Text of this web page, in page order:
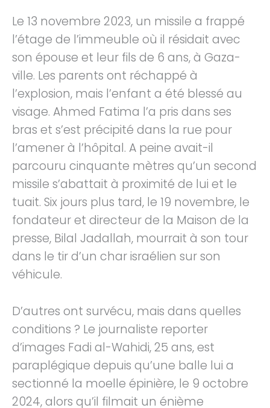
Le 13 novembre 2023, un missile a frappé
l’étage de l’immeuble où il résidait avec
son épouse et leur fils de 6 ans, à Gaza-
ville. Les parents ont réchappé à
l’explosion, mais l’enfant a été blessé au
visage. Ahmed Fatima l’a pris dans ses
bras et s’est précipité dans la rue pour
l’amener à l’hôpital. A peine avait-il
parcouru cinquante mètres qu’un second
missile s’abattait à proximité de lui et le
tuait. Six jours plus tard, le 19 novembre, le
fondateur et directeur de la Maison de la
presse, Bilal Jadallah, mourrait à son tour
dans le tir d’un char israélien sur son
véhicule.
D’autres ont survécu, mais dans quelles
conditions ? Le journaliste reporter
d’images Fadi al-Wahidi, 25 ans, est
paraplégique depuis qu’une balle lui a
sectionné la moelle épinière, le 9 octobre
2024, alors qu’il filmait un énième